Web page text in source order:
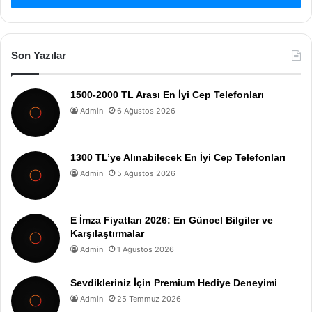
Son Yazılar
1500-2000 TL Arası En İyi Cep Telefonları
Admin 6 Ağustos 2026
1300 TL’ye Alınabilecek En İyi Cep Telefonları
Admin 5 Ağustos 2026
E İmza Fiyatları 2026: En Güncel Bilgiler ve
Karşılaştırmalar
Admin 1 Ağustos 2026
Sevdikleriniz İçin Premium Hediye Deneyimi
Admin 25 Temmuz 2026